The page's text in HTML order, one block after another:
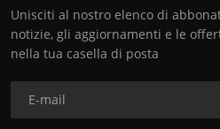
Unisciti al nostro elenco di
notizie, gli aggiornamenti e le
nella tua casella di posta